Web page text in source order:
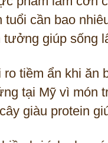
cần bao
tưởng giúp sống
tiềm ẩn khi ăn
tại Mỹ vì món
giàu protein